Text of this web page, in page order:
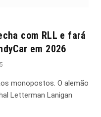
com RLL e fará
em 2026
monopostos. O alemão
Letterman Lanigan